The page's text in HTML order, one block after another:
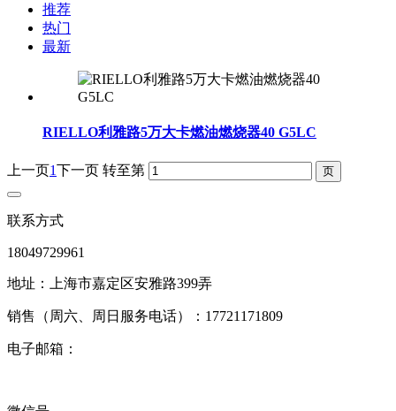
推荐
热门
最新
RIELLO利雅路5万大卡燃油燃烧器40 G5LC
上一页1下一页 转至第
联系方式
18049729961
地址：上海市嘉定区安雅路399弄
销售（周六、周日服务电话）：17721171809
电子邮箱：